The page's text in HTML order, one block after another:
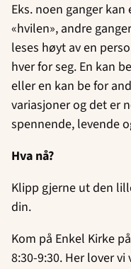
Eks. noen ganger
«hvilen», andre
leses høyt av en
hver for seg. En kan
eller en kan be for
variasjoner og det er
spennende, levende
Hva nå?
Klipp gjerne ut den
din.
Kom på Enkel Kirke
8:30-9:30. Her lover